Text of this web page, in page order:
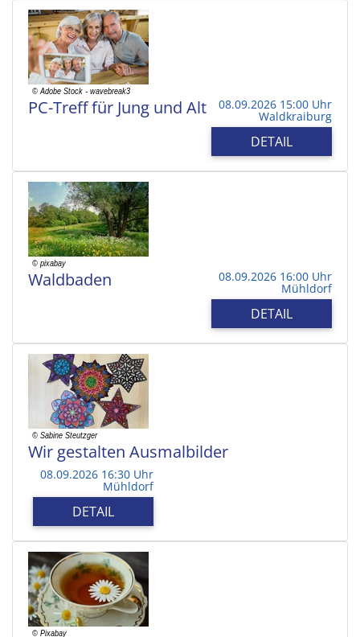
PC-Treff für Jung und Alt 08.09.2026 15:00 Uhr
Waldkraiburg
DETAIL
Waldbaden 08.09.2026 16:00 Uhr
Mühldorf
DETAIL
Wir gestalten Ausmalbilder
08.09.2026 16:30 Uhr
Mühldorf
DETAIL